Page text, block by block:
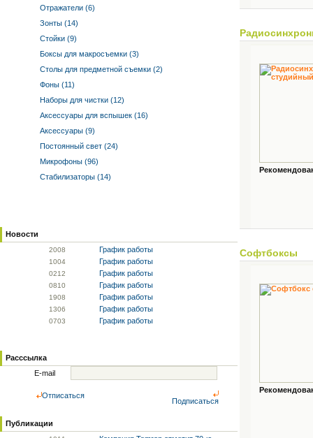
Отражатели (6)
Зонты (14)
Стойки (9)
Боксы для макросъемки (3)
Столы для предметной съемки (2)
Фоны (11)
Наборы для чистки (12)
Аксессуары для вспышек (16)
Аксессуары (9)
Постоянный свет (24)
Микрофоны (96)
Стабилизаторы (14)
Новости
2008 График работы
1004 График работы
0212 График работы
0810 График работы
1908 График работы
1306 График работы
0703 График работы
Расссылка
E-mail
Отписаться
Подписаться
Публикации
Софтбоксы